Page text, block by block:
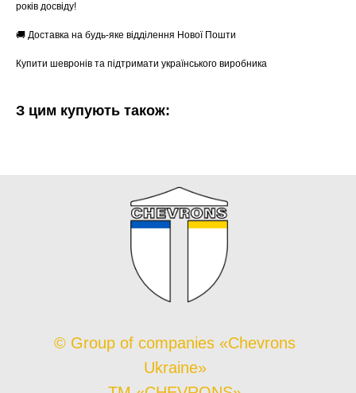
років досвіду!
🚚 Доставка на будь-яке відділення Нової Пошти
Купити шевронів та підтримати українського виробника
З цим купують також:
© Group of companies «Chevrons
Ukraine»